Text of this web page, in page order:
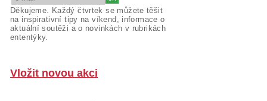
Děkujeme. Každý čtvrtek se můžete těšit
na inspirativní tipy na víkend, informace o
aktuální soutěži a o novinkách v rubrikách
ententýky.
Vložit novou akci